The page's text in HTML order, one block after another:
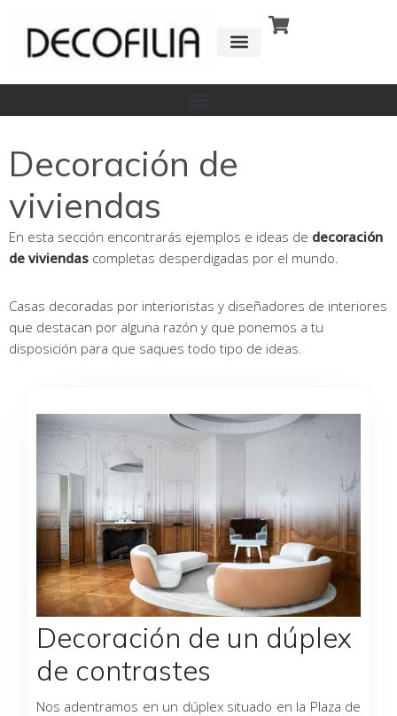
contenido
Decoración de
viviendas
En esta sección encontrarás ejemplos e ideas de decoración
de viviendas completas desperdigadas por el mundo.
Casas decoradas por interioristas y diseñadores de interiores
que destacan por alguna razón y que ponemos a tu
disposición para que saques todo tipo de ideas.
Decoración de un dúplex
de contrastes
Nos adentramos en un dúplex situado en la Plaza de